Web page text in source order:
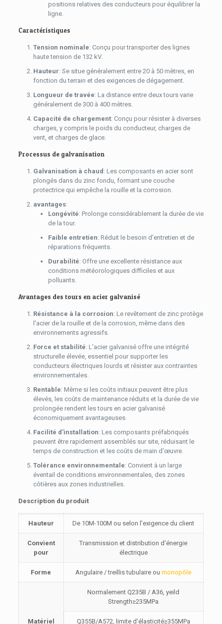
positions relatives des conducteurs pour équilibrer la
ligne.
Caractéristiques
Tension nominale: Conçu pour transporter des lignes
haute tension de 132 kV.
Hauteur: Se situe généralement entre 20 à 50 mètres, en
fonction du terrain et des exigences de dégagement.
Longueur de travée: La distance entre deux tours varie
généralement de 300 à 400 mètres.
Capacité de chargement: Conçu pour résister à diverses
charges, y compris le poids du conducteur, charges de
vent, et charges de glace.
Processus de galvanisation
Galvanisation à chaud : Les composants en acier sont
plongés dans du zinc fondu, formant une couche
protectrice qui empêche la rouille et la corrosion.
avantages:
Longévité: Prolonge considérablement la durée de vie
de la tour.
Faible entretien: Réduit le besoin d’entretien et de
réparations fréquents.
Durabilité: Offre une excellente résistance aux
conditions météorologiques difficiles et aux
polluants.
Avantages des tours en acier galvanisé
Résistance à la corrosion: Le revêtement de zinc protège
l'acier de la rouille et de la corrosion, même dans des
environnements agressifs.
Force et stabilité: L'acier galvanisé offre une intégrité
structurelle élevée, essentiel pour supporter les
conducteurs électriques lourds et résister aux contraintes
environnementales.
Rentable: Même si les coûts initiaux peuvent être plus
élevés, les coûts de maintenance réduits et la durée de vie
prolongée rendent les tours en acier galvanisé
économiquement avantageuses.
Facilité d'installation: Les composants préfabriqués
peuvent être rapidement assemblés sur site, réduisant le
temps de construction et les coûts de main d’œuvre.
Tolérance environnementale: Convient à un large
éventail de conditions environnementales, des zones
côtières aux zones industrielles.
Description du produit
Hauteur De 10M-100M ou selon l'exigence du client
Convient
pour
Transmission et distribution d'énergie
électrique
Forme Angulaire / treillis tubulaire oumonopôle
Matériel
Normalement Q235B / A36, yeild
Strength≥235MPa
Q355B/A572, limite d'élasticité≥355MPa